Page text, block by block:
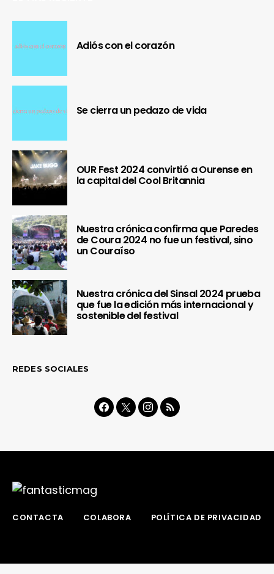
Adiós con el corazón
Se cierra un pedazo de vida
OUR Fest 2024 convirtió a Ourense en
la capital del Cool Britannia
Nuestra crónica confirma que Paredes
de Coura 2024 no fue un festival, sino
un Couraíso
Nuestra crónica del Sinsal 2024 prueba
que fue la edición más internacional y
sostenible del festival
REDES SOCIALES
CONTACTA COLABORA POLÍTICA DE PRIVACIDAD